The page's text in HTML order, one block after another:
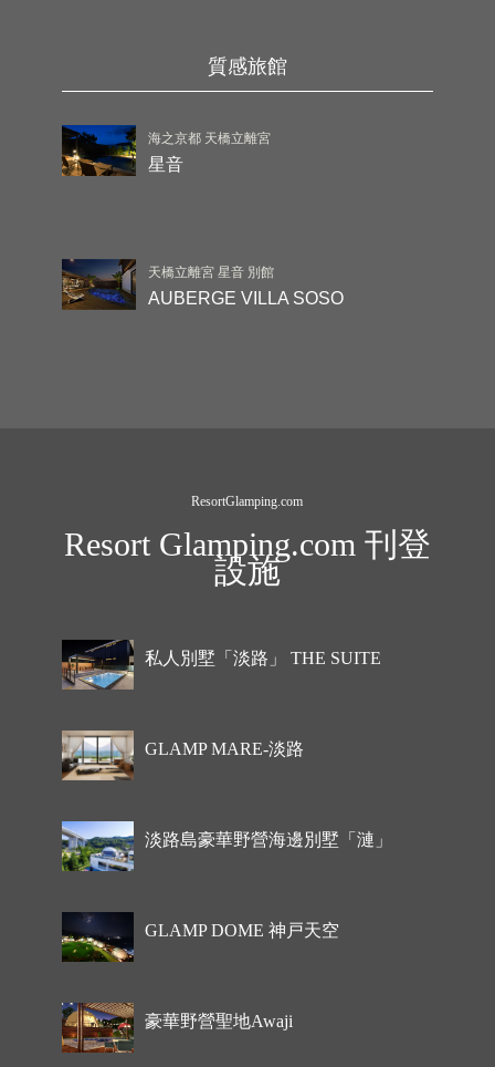
質感旅館
海之京都 天橋立離宮
星音
天橋立離宮 星音 別館
AUBERGE VILLA SOSO
ResortGlamping.com
Resort Glamping.com 刊登
設施
私人別墅「淡路」 THE SUITE
GLAMP MARE-淡路
淡路島豪華野營海邊別墅「漣」
GLAMP DOME 神戸天空
豪華野營聖地Awaji